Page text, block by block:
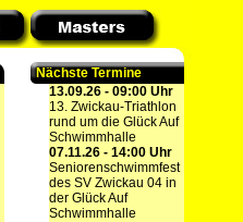
Nächste Termine
13.09.26 - 09:00 Uhr
13. Zwickau-Triathlon
rund um die Glück Auf
Schwimmhalle
07.11.26 - 14:00 Uhr
Seniorenschwimmfest
des SV Zwickau 04 in
der Glück Auf
Schwimmhalle